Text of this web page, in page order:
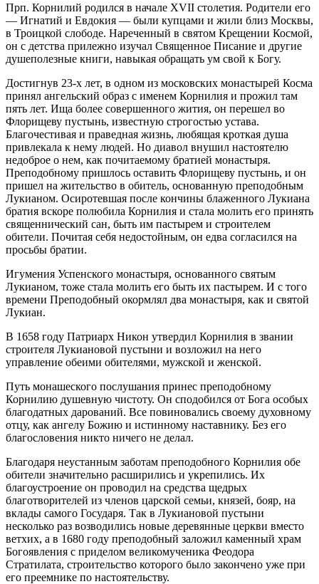
Прп. Корнилий родился в начале XVII столетия. Родители его
— Игнатий и Евдокия — были купцами и жили близ Москвы,
в Троицкой слободе. Нареченный в святом Крещении Космой,
он с детства прилежно изучал Священное Писание и другие
душеполезные книги, навыкая обращать ум свой к Богу.
Достигнув 23-х лет, в одном из московских монастырей Косма
принял ангельский образ с именем Корнилия и прожил там
пять лет. Ища более совершенного жития, он перешел во
Флорищеву пустынь, известную строгостью устава.
Благочестивая и праведная жизнь, любящая кроткая душа
привлекала к нему людей. Но диавол внушил настоятелю
недоброе о нем, как почитаемому братией монастыря.
Преподобному пришлось оставить Флорищеву пустынь, и он
пришел на жительство в обитель, основанную преподобным
Лукианом. Осиротевшая после кончины блаженного Лукиана
братия вскоре полюбила Корнилия и стала молить его принять
священнический сан, быть им пастырем и строителем
обители. Почитая себя недостойным, он едва согласился на
просьбы братии.
Игумения Успенского монастыря, основанного святым
Лукианом, тоже стала молить его быть их пастырем. И с того
времени Преподобный окормлял два монастыря, как и святой
Лукиан.
В 1658 году Патриарх Никон утвердил Корнилия в звании
строителя Лукиановой пустыни и возложил на него
управление обеими обителями, мужской и женской.
Путь монашеского послушания принес преподобному
Корнилию душевную чистоту. Он сподобился от Бога особых
благодатных дарований. Все повиновались своему духовному
отцу, как ангелу Божию и истинному наставнику. Без его
благословения никто ничего не делал.
Благодаря неустанным заботам преподобного Корнилия обе
обители значительно расширились и укрепились. Их
благоустроение он проводил на средства щедрых
благотворителей из членов царской семьи, князей, бояр, на
вклады самого Государя. Так в Лукиановой пустыни
несколько раз возводились новые деревянные церкви вместо
ветхих, а в 1680 году преподобный заложил каменный храм
Богоявления с приделом великомученика Феодора
Стратилата, строительство которого было закончено уже при
его преемнике по настоятельству.